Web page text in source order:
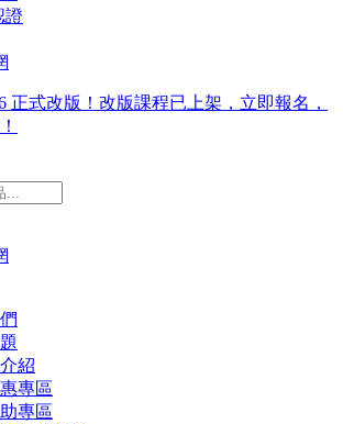
證
正式改版！改版課程已上架，立即報名，
紹
專區
專區